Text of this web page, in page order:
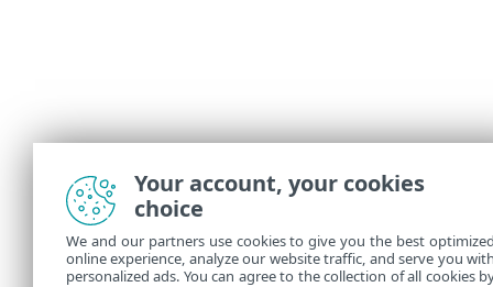
Your account, your cookies
choice
We and our partners use cookies to give you the best
online experience, analyze our website traffic, and serve you
personalized ads. You can agree to the collection of all cookies